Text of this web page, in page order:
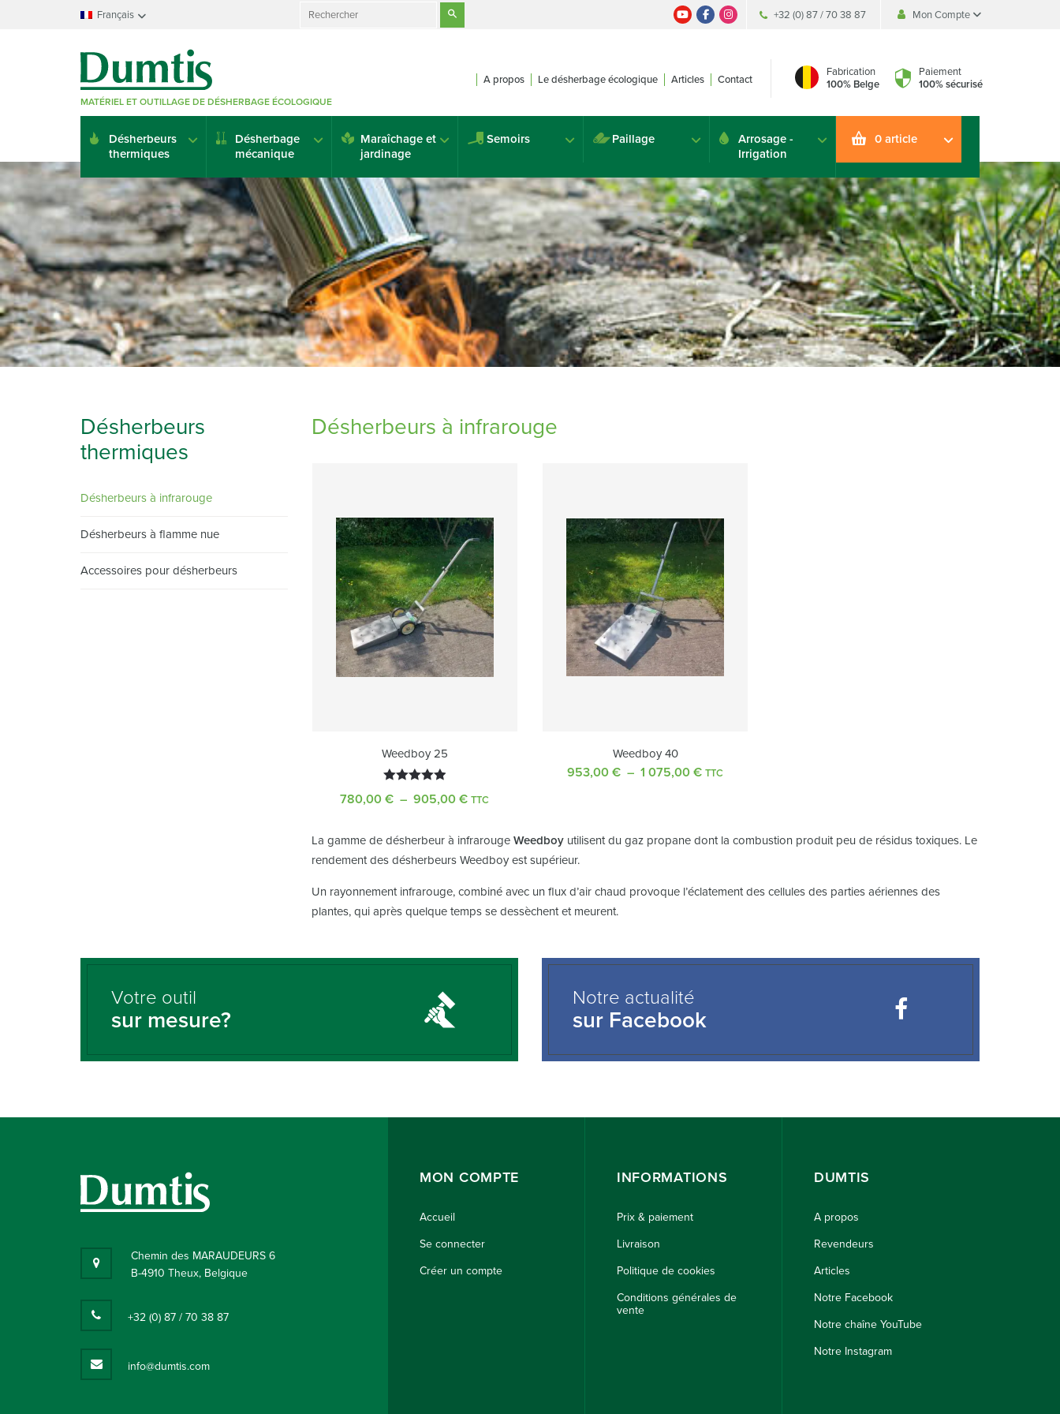
Français
Nederlands
Deutsch
English
Español
Search
+32 (0) 87 / 70 38 87
Mon Compte
Créer un compte
MATÉRIEL ET OUTILLAGE DE DÉSHERBAGE ÉCOLOGIQUE
A propos Le désherbage écologique Articles Contact
Fabrication
100% Belge
Paiement
100% sécurisé
Désherbeurs
thermiques
Désherbage
mécanique
Maraîchage et
jardinage
Semoirs Paillage
Arrosage -
Irrigation
0 article
Désherbeurs à infrarouge
Weedboy 25
780,00€ – 905,00€ Plage
780,00 €
à
TTC
Weedboy 40
953,00€ – 1 075,00€ Plage
à
TTC
La gamme de désherbeur à infrarouge Weedboyutilisent du gaz propane dont la combustion produit peu de résidus toxiques. Le
rendement des désherbeurs Weedboy est supérieur.
Un rayonnement infrarouge, combiné avec un flux d’air chaud provoque l’éclatement des cellules des parties aériennes des
plantes, qui après quelque temps se dessèchent et meurent.
Désherbeurs
thermiques
Désherbeurs à infrarouge
Désherbeurs à flamme nue
Accessoires pour désherbeurs
Votre outil
sur mesure?
Notre actualité
sur Facebook
Chemin des MARAUDEURS 6
B-4910 Theux, Belgique
+32 (0) 87 / 70 38 87
info@dumtis.com
MON COMPTE
Accueil
Se connecter
Créer un compte
INFORMATIONS
Prix & paiement
Livraison
Politique de cookies
Conditions générales de
vente
DUMTIS
A propos
Revendeurs
Articles
Notre Facebook
Notre chaîne YouTube
Notre Instagram